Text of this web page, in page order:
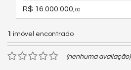
R$ 16.000.000, 00
1 imóvel encontrado
(nenhuma avaliação)